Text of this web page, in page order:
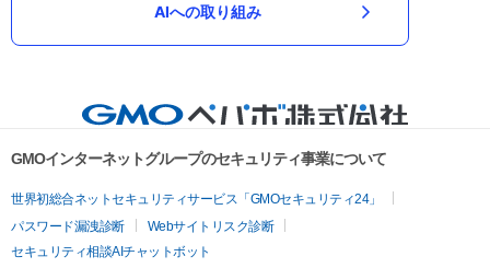
AIへの取り組み
GMOインターネットグループのセキュリティ事業について
世界初総合ネットセキュリティサービス「GMOセキュリティ24」
パスワード漏洩診断
Webサイトリスク診断
セキュリティ相談AIチャットボット